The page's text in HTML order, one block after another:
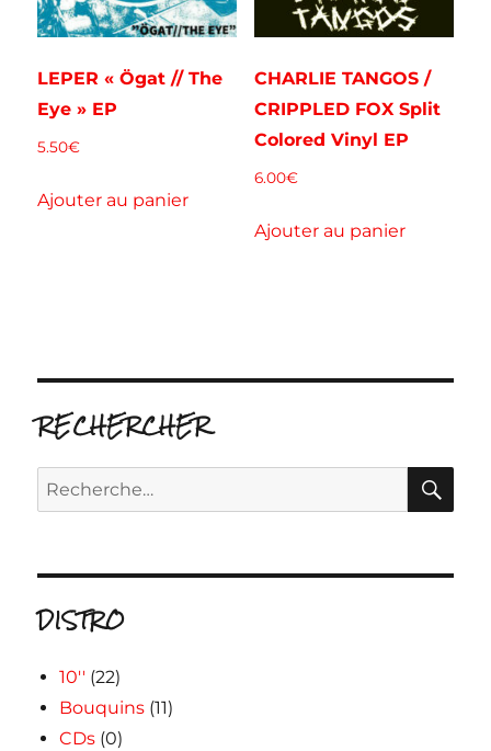
LEPER « Ögat // The
Eye » EP
5.50€
Ajouter au panier
CHARLIE TANGOS /
CRIPPLED FOX Split
Colored Vinyl EP
6.00€
Ajouter au panier
RECHERCHER
Recherche
pour :
DISTRO
10'' (22)
Bouquins (11)
CDs (0)